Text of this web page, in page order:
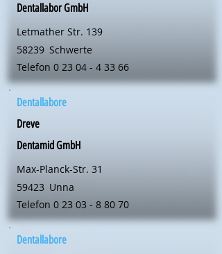
Dentallabor GmbH
Letmather Str. 139
58239 Schwerte
Telefon 0 23 04 - 4 33 66
Dentallabore
Dreve
Dentamid GmbH
Max-Planck-Str. 31
59423 Unna
Telefon 0 23 03 - 8 80 70
Dentallabore